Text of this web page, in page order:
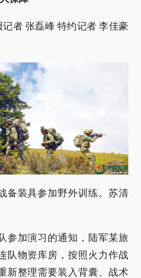
者 张磊峰 特约记者 李佳豪
备装具参加野外训练。苏清
参加演习的通知，陆军某旅
队物资库房，按照火力作战
新整理需要装入背囊、战术